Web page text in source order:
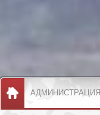
АДМИНИСТРАЦИЯ